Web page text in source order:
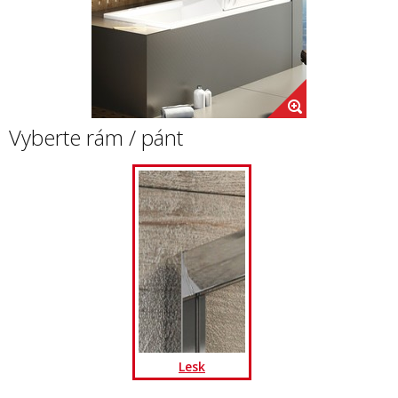
Vyberte rám / pánt
Lesk